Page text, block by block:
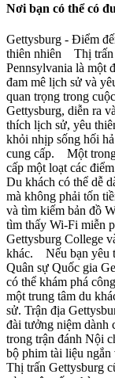
Nơi bạn có thể có
Gettysburg - Điểm
thiên nhiên Thị trấn
Pennsylvania là một
đam mê lịch sử và
quan trọng trong
Gettysburg, diễn ra
thích lịch sử, yêu
khỏi nhịp sống hối
cung cấp. Một trong
cấp một loạt các
Du khách có thể dễ
mà không phải tốn
và tìm kiếm bản đồ
tìm thấy Wi-Fi miễn
Gettysburg College
khác. Nếu bạn yêu
Quân sự Quốc gia
có thể khám phá
một trung tâm du
sử. Trận địa
đài tưởng niệm dành
trong trận đánh Nội
bộ phim tài liệu
Thị trấn Gettysburg